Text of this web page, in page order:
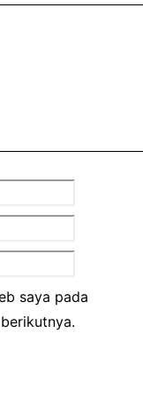
web
saya pada